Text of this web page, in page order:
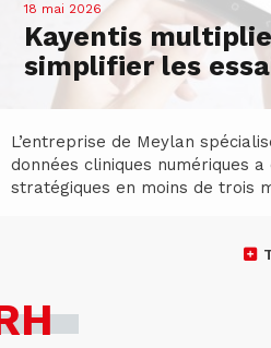
18 mai 2026
Kayentis
simplifier les
L’entreprise de Meylan
données cliniques numériques
stratégiques en moins de trois